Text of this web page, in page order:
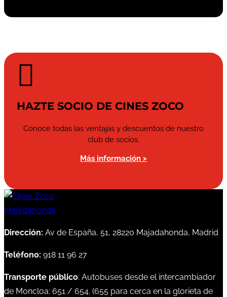

HAZTE SOCIO DE CINES ZOCO
Conoce todas las ventajas y descuentos de nuestro
club de socios.
Más información >
Dirección: Av de España, 51, 28220 Majadahonda, Madrid
Teléfono: 918 11 96 27
Transporte público: Autobuses desde el intercambiador
de Moncloa: 651 / 654. (655 para cerca en la glorieta de